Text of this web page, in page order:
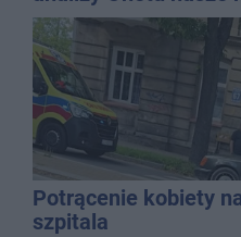
najbardziej
Potrącenie kobiety
szpitala